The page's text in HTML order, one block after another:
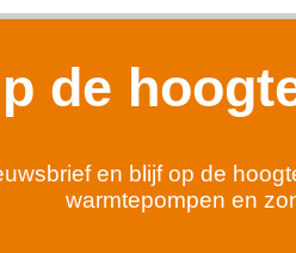
de
en blijf op de
warmtepompen en